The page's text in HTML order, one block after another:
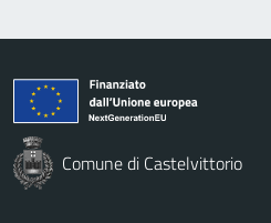
Comune di Castelvittorio